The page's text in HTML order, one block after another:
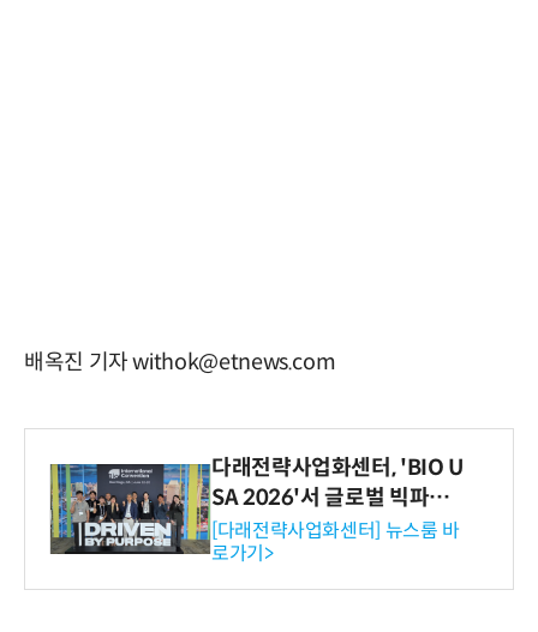
배옥진 기자 withok@etnews.com
다래전략사업화센터, 'BIO U
SA 2026'서 글로벌 빅파마
와의 비즈니스 미팅 지원…K
-바이오 해외 진출 교두보 확
보
[다래전략사업화센터] 뉴스룸 바
로가기>